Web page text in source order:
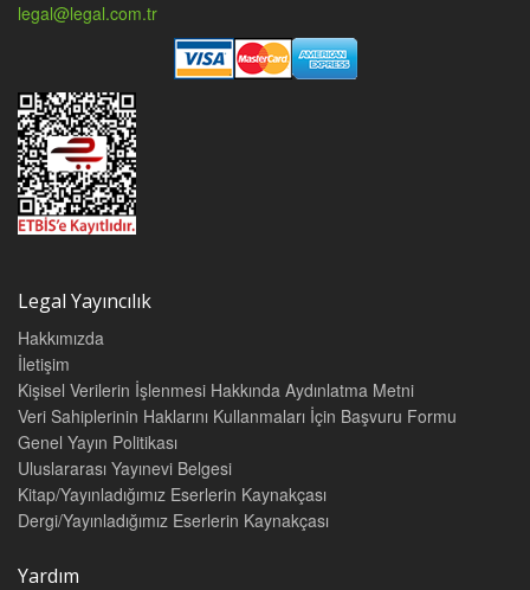
legal@legal.com.tr
Legal Yayıncılık
Hakkımızda
İletişim
Kişisel Verilerin İşlenmesi Hakkında Aydınlatma Metni
Veri Sahiplerinin Haklarını Kullanmaları İçin Başvuru Formu
Genel Yayın Politikası
Uluslararası Yayınevi Belgesi
Kitap/Yayınladığımız Eserlerin Kaynakçası
Dergi/Yayınladığımız Eserlerin Kaynakçası
Yardım